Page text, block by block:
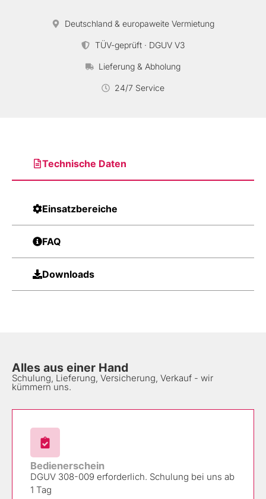
Deutschland & europaweite Vermietung
TÜV-geprüft · DGUV V3
Lieferung & Abholung
24/7 Service
Technische Daten
Einsatzbereiche
FAQ
Downloads
Alles aus einer Hand
Schulung, Lieferung, Versicherung, Verkauf - wir
kümmern uns.
Bedienerschein
DGUV 308-009 erforderlich. Schulung bei uns ab
1 Tag